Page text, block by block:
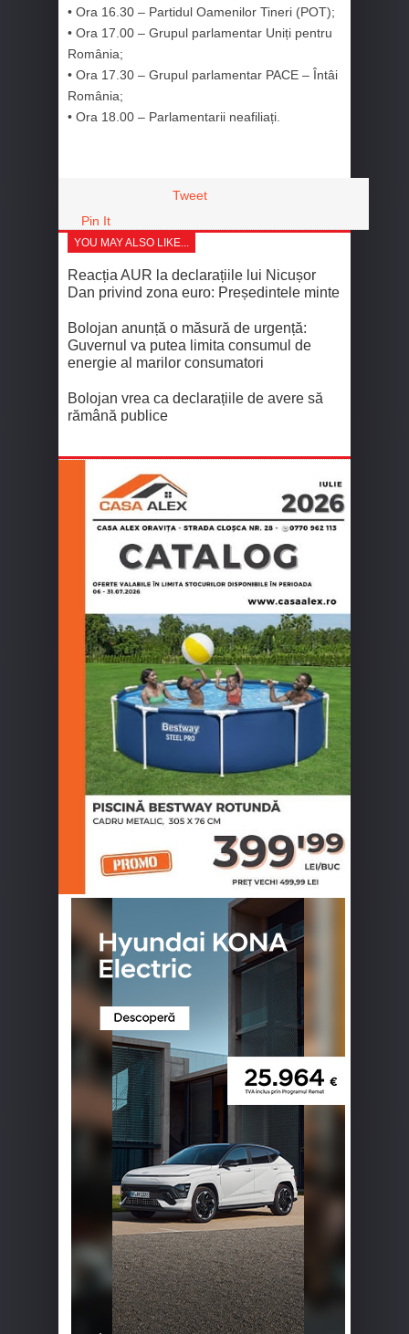
• Ora 16.30 – Partidul Oamenilor Tineri (POT);
• Ora 17.00 – Grupul parlamentar Uniți pentru
România;
• Ora 17.30 – Grupul parlamentar PACE – Întâi
România;
• Ora 18.00 – Parlamentarii neafiliați.
Tweet
Pin It
YOU MAY ALSO LIKE...
Reacția AUR la declarațiile lui Nicușor
Dan privind zona euro: Președintele minte
Bolojan anunță o măsură de urgență:
Guvernul va putea limita consumul de
energie al marilor consumatori
Bolojan vrea ca declarațiile de avere să
rămână publice